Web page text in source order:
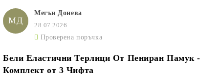
МД
Мегън Донева
28.07.2026
Проверена поръчка
Бели Еластични Терлици От Пениран Памук -
Комплект от 3 Чифта